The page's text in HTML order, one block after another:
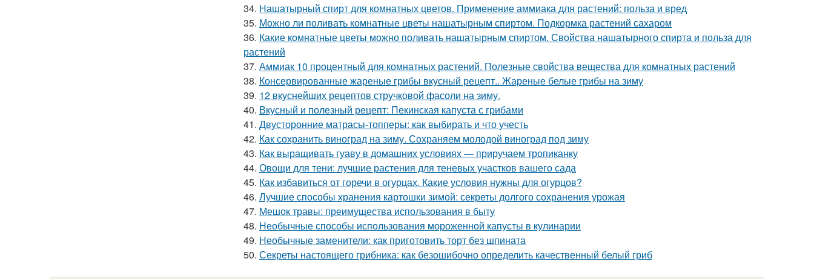
34. Нашатырный спирт для комнатных цветов. Применение аммиака для растений: польза и вред
35. Можно ли поливать комнатные цветы нашатырным спиртом. Подкормка растений сахаром
36. Какие комнатные цветы можно поливать нашатырным спиртом. Свойства нашатырного спирта и польза для
растений
37. Аммиак 10 процентный для комнатных растений. Полезные свойства вещества для комнатных растений
38. Консервированные жареные грибы вкусный рецепт.. Жареные белые грибы на зиму
39. 12 вкуснейших рецептов стручковой фасоли на зиму.
40. Вкусный и полезный рецепт: Пекинская капуста с грибами
41. Двусторонние матрасы-топперы: как выбирать и что учесть
42. Как сохранить виноград на зиму. Сохраняем молодой виноград под зиму
43. Как выращивать гуаву в домашних условиях — приручаем тропиканку
44. Овощи для тени: лучшие растения для теневых участков вашего сада
45. Как избавиться от горечи в огурцах. Какие условия нужны для огурцов?
46. Лучшие способы хранения картошки зимой: секреты долгого сохранения урожая
47. Мешок травы: преимущества использования в быту
48. Необычные способы использования мороженной капусты в кулинарии
49. Необычные заменители: как приготовить торт без шпината
50. Секреты настоящего грибника: как безошибочно определить качественный белый гриб